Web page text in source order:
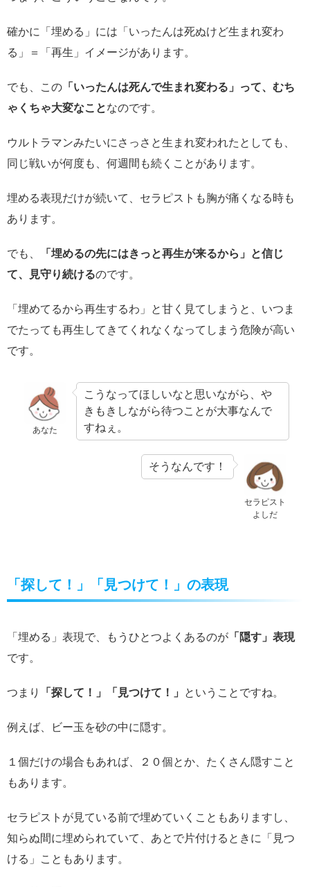
確かに「埋める」には「いったんは死ぬけど生まれ変わ
る」＝「再生」イメージがあります。
でも、この 「いったんは死んで生まれ変わる」って、むち
ゃくちゃ大変なことなのです。
ウルトラマンみたいにさっさと生まれ変われたとしても、
同じ戦いが何度も、何週間も続くことがあります。
埋める表現だけが続いて、セラピストも胸が痛くなる時も
あります。
でも、
「埋めるの先にはきっと再生が来るから」と信じ
て、見守り続けるのです。
「埋めてるから再生するわ」と甘く見てしまうと、いつま
でたっても再生してきてくれなくなってしまう危険が高い
です。
あなた
こうなってほしいなと思いながら、や
きもきしながら待つことが大事なんで
すねぇ。
セラピスト
よしだ
そうなんです！
「探して！」「見つけて！」の表現
「埋める」表現で、もうひとつよくあるのが 「隠す」表現
です。
つまり 「探して！」「見つけて！」 ということですね。
例えば、ビー玉を砂の中に隠す。
１個だけの場合もあれば、２０個とか、たくさん隠すこと
もあります。
セラピストが見ている前で埋めていくこともありますし、
知らぬ間に埋められていて、あとで片付けるときに「見つ
ける」こともあります。